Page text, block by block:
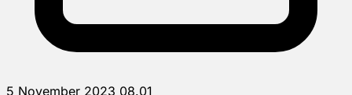
5 November 2023 08.01